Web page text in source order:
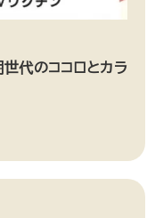
世代のココロとカラ